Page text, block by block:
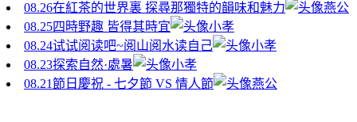
08.26在紅茶的世界裏 探尋那獨特的韻味和魅力
燕公
08.25四時野趣 皆得其時宜
小孝
08.24试试阅读吧~阅山阅水读自己
小孝
08.23探索自然·處暑
小孝
08.21節日慶祝 - 七夕節 VS 情人節 燕公